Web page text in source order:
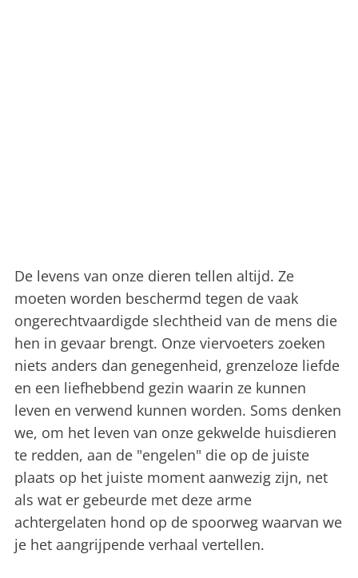
De levens van onze dieren tellen altijd. Ze
moeten worden beschermd tegen de vaak
ongerechtvaardigde slechtheid van de mens die
hen in gevaar brengt. Onze viervoeters zoeken
niets anders dan genegenheid, grenzeloze liefde
en een liefhebbend gezin waarin ze kunnen
leven en verwend kunnen worden. Soms denken
we, om het leven van onze gekwelde huisdieren
te redden, aan de "engelen" die op de juiste
plaats op het juiste moment aanwezig zijn, net
als wat er gebeurde met deze arme
achtergelaten hond op de spoorweg waarvan we
je het aangrijpende verhaal vertellen.